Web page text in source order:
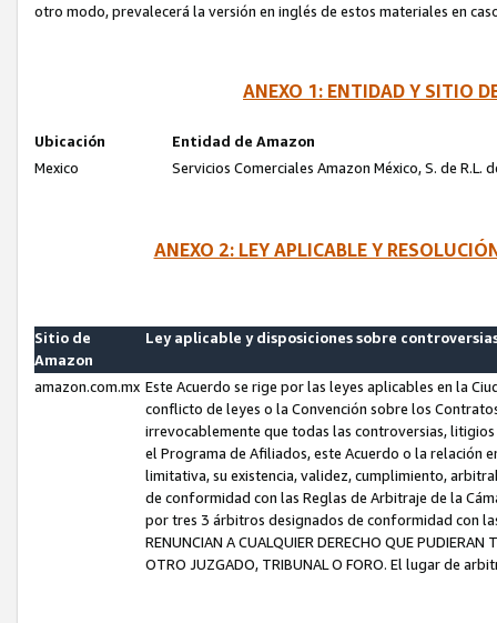
otro modo, prevalecerá la versión en inglés de estos materiales en
ANEXO 1: ENTIDAD Y SITIO
Ubicación
Entidad de Amazon
Mexico
Servicios Comerciales Amazon México, S. de R.L.
ANEXO 2: LEY APLICABLE Y
Sitio de
Amazon
Ley aplicable y disposiciones sobre
amazon.com.mx Este Acuerdo se rige por las leyes aplicables en la
conflicto de leyes o la Convención sobre los
irrevocablemente que todas las controversias,
el Programa de Afiliados, este Acuerdo o la relación
limitativa, su existencia, validez, cumplimiento,
de conformidad con las Reglas de Arbitraje de la
por tres 3 árbitros designados de conformidad con las
RENUNCIAN A CUALQUIER DERECHO QUE
OTRO JUZGADO, TRIBUNAL O FORO. El lugar de